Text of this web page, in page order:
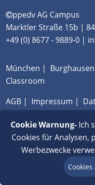
ppedv AG Campus
Marktler Straße 15b |
+49 (0) 8677 - 9889-0 |
München | Burghausen
Classroom
AGB | Impressum |
Cookie Warnung-Ich
Cookies für Analysen,
Werbezwecke